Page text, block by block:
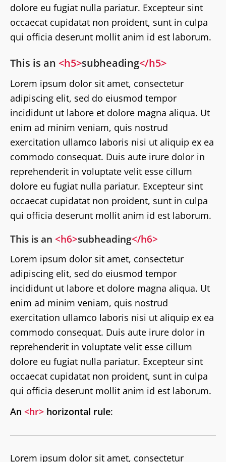
dolore eu fugiat nulla pariatur. Excepteur sint
occaecat cupidatat non proident, sunt in culpa
qui officia deserunt mollit anim id est laborum.
This is an <h5>subheading</h5>
Lorem ipsum dolor sit amet, consectetur
adipiscing elit, sed do eiusmod tempor
incididunt ut labore et dolore magna aliqua. Ut
enim ad minim veniam, quis nostrud
exercitation ullamco laboris nisi ut aliquip ex ea
commodo consequat. Duis aute irure dolor in
reprehenderit in voluptate velit esse cillum
dolore eu fugiat nulla pariatur. Excepteur sint
occaecat cupidatat non proident, sunt in culpa
qui officia deserunt mollit anim id est laborum.
This is an <h6>subheading</h6>
Lorem ipsum dolor sit amet, consectetur
adipiscing elit, sed do eiusmod tempor
incididunt ut labore et dolore magna aliqua. Ut
enim ad minim veniam, quis nostrud
exercitation ullamco laboris nisi ut aliquip ex ea
commodo consequat. Duis aute irure dolor in
reprehenderit in voluptate velit esse cillum
dolore eu fugiat nulla pariatur. Excepteur sint
occaecat cupidatat non proident, sunt in culpa
qui officia deserunt mollit anim id est laborum.
An <hr> horizontal rule:
Lorem ipsum dolor sit amet, consectetur